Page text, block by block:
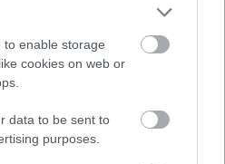
to enable storage
cookies on web or
data to be sent to
purposes.
mert a nő nyitott
Mary egy előkelő
aki ráadásul maga is
es Tarantino-film
éttermében ismerkedett
Németországban